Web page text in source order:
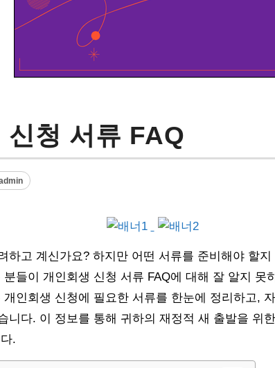
신청 서류 FAQ
하고 계신가요? 하지만 어떤 서류를 준비해야 할
들이 개인회생 신청 서류 FAQ에 대해 잘 알지 못
개인회생 신청에 필요한 서류를 한눈에 정리하고,
니다. 이 정보를 통해 귀하의 재정적 새 출발을 위
.